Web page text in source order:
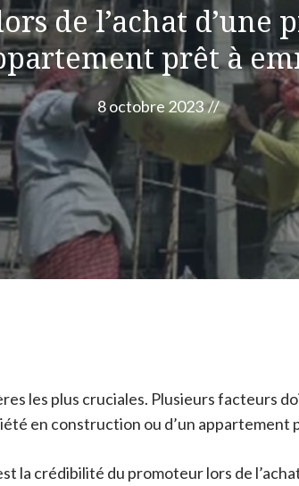
de l’achat
prêt à
8 octobre 2023 //
les plus cruciales. Plusieurs
en construction ou d’un appartement
la crédibilité du promoteur lors de